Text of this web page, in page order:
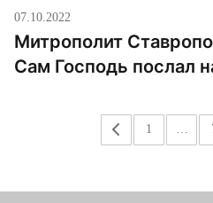
07.10.2022
Митрополит
Сам Господь послал
« 1